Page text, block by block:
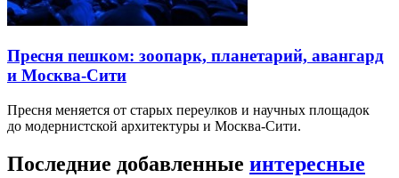
Пресня пешком: зоопарк, планетарий, авангард
и Москва-Сити
Пресня меняется от старых переулков и научных площадок
до модернистской архитектуры и Москва-Сити.
Последние добавленные интересные